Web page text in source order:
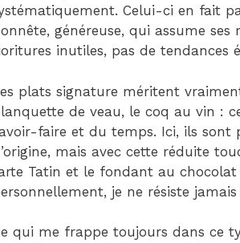
Celui-ci en fait
généreuse, qui assume
inutiles, pas de
plats signature méritent
de veau, le coq au vin :
faire et du temps. Ici, ils sont
mais avec cette réduite
Tatin et le fondant au
je ne résiste
qui me frappe toujours dans ce